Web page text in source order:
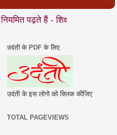
हैं - शिक्षा • समाज • कला-
उदंती के PDF के लिए
उदंती के इस लोगो को क्लिक कीजिए
TOTAL PAGEVIEWS